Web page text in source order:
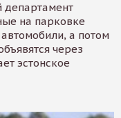
департамент
на парковке
а потом
через
эстонское